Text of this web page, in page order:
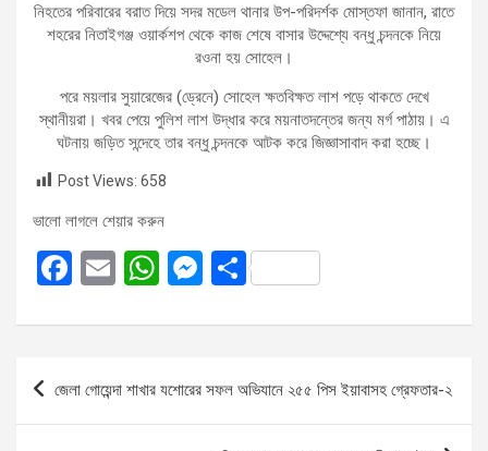
নিহতের পরিবারের বরাত দিয়ে সদর মডেল থানার উপ-পরিদর্শক মোস্তফা জানান, রাতে
শহরের নিতাইগঞ্জ ওয়ার্কশপ থেকে কাজ শেষে বাসার উদ্দেশ্যে বন্ধু চন্দনকে নিয়ে
রওনা হয় সোহেল।
পরে ময়লার সুয়ারেজের (ড্রেনে) সোহেল ক্ষতবিক্ষত লাশ পড়ে থাকতে দেখে
স্থানীয়রা। খবর পেয়ে পুলিশ লাশ উদ্ধার করে ময়নাতদন্তের জন্য মর্গ পাঠায়। এ
ঘটনায় জড়িত সন্দেহে তার বন্ধু চন্দনকে আটক করে জিজ্ঞাসাবাদ করা হচ্ছে।
Post Views: 658
ভালো লাগলে শেয়ার করুন
F
ce
o
E
ail
W
at
A
M
se
g
er
S
ar
e
Post
navigation
জেলা গোয়েন্দা শাখার যশোরের সফল অভিযানে ২৫৫ পিস ইয়াবাসহ গ্রেফতার-২